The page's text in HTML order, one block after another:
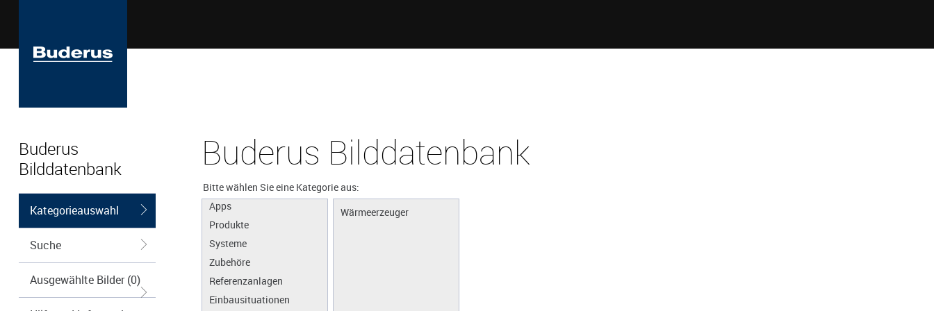
Buderus
Bilddatenbank
Kategorieauswahl
Suche
Ausgewählte Bilder (0)
Buderus Bilddatenbank
Bitte wählen Sie eine Kategorie aus:
Apps
Produkte
Systeme
Zubehöre
Referenzanlagen
Einbausituationen
Wärmeerzeuger